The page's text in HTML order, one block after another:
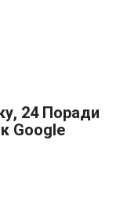
24 Поради
Google